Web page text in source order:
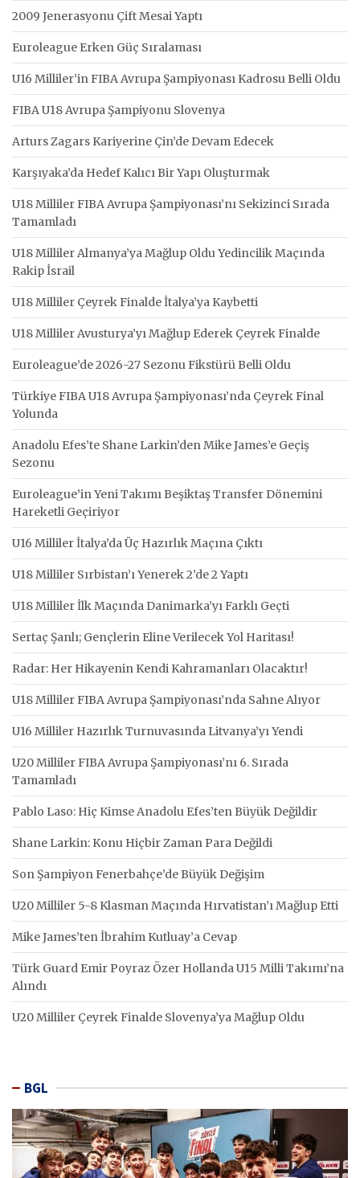
2009 Jenerasyonu Çift Mesai Yaptı
Euroleague Erken Güç Sıralaması
U16 Milliler’in FIBA Avrupa Şampiyonası Kadrosu Belli Oldu
FIBA U18 Avrupa Şampiyonu Slovenya
Arturs Zagars Kariyerine Çin’de Devam Edecek
Karşıyaka’da Hedef Kalıcı Bir Yapı Oluşturmak
U18 Milliler FIBA Avrupa Şampiyonası’nı Sekizinci Sırada
Tamamladı
U18 Milliler Almanya’ya Mağlup Oldu Yedincilik Maçında
Rakip İsrail
U18 Milliler Çeyrek Finalde İtalya’ya Kaybetti
U18 Milliler Avusturya’yı Mağlup Ederek Çeyrek Finalde
Euroleague’de 2026-27 Sezonu Fikstürü Belli Oldu
Türkiye FIBA U18 Avrupa Şampiyonası’nda Çeyrek Final
Yolunda
Anadolu Efes’te Shane Larkin’den Mike James’e Geçiş
Sezonu
Euroleague’in Yeni Takımı Beşiktaş Transfer Dönemini
Hareketli Geçiriyor
U16 Milliler İtalya’da Üç Hazırlık Maçına Çıktı
U18 Milliler Sırbistan’ı Yenerek 2’de 2 Yaptı
U18 Milliler İlk Maçında Danimarka’yı Farklı Geçti
Sertaç Şanlı; Gençlerin Eline Verilecek Yol Haritası!
Radar: Her Hikayenin Kendi Kahramanları Olacaktır!
U18 Milliler FIBA Avrupa Şampiyonası’nda Sahne Alıyor
U16 Milliler Hazırlık Turnuvasında Litvanya’yı Yendi
U20 Milliler FIBA Avrupa Şampiyonası’nı 6. Sırada
Tamamladı
Pablo Laso: Hiç Kimse Anadolu Efes’ten Büyük Değildir
Shane Larkin: Konu Hiçbir Zaman Para Değildi
Son Şampiyon Fenerbahçe’de Büyük Değişim
U20 Milliler 5-8 Klasman Maçında Hırvatistan’ı Mağlup Etti
Mike James’ten İbrahim Kutluay’a Cevap
Türk Guard Emir Poyraz Özer Hollanda U15 Milli Takımı’na
Alındı
U20 Milliler Çeyrek Finalde Slovenya’ya Mağlup Oldu
BGL